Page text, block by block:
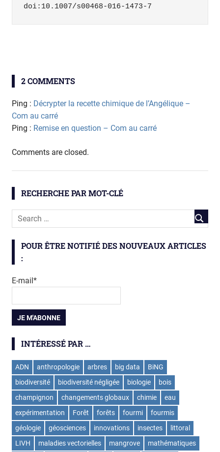
doi:10.1007/s00468-016-1473-7
sciencesdubois
2 COMMENTS
Ping : Décrypter la recette chimique de l’Angélique –
Com au carré
Ping : Remise en question – Com au carré
Comments are closed.
RECHERCHE PAR MOT-CLÉ
POUR ÊTRE NOTIFIÉ DES NOUVEAUX ARTICLES
:
E-mail*
INTÉRESSÉ PAR …
ADN anthropologie arbres big data
BiNG
biodiversité
biodiversité négligée biologie
bois
champignon
changements globaux chimie
eau
expérimentation
Forêt forêts fourmi
fourmis
géologie
géosciences innovations insectes
littoral
LIVH
maladies vectorielles mangrove mathématiques